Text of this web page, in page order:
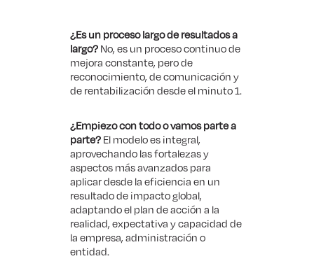
¿Es un proceso largo de resultados a
largo?No, es un proceso continuo de
mejora constante, pero de
reconocimiento, de comunicación y
de rentabilización desde el minuto 1.
¿Empiezo con todo o vamos parte a
parte?El modelo es integral,
aprovechando las fortalezas y
aspectos más avanzados para
aplicar desde la eficiencia en un
resultado de impacto global,
adaptando el plan de acción a la
realidad, expectativa y capacidad de
la empresa, administración o
entidad.